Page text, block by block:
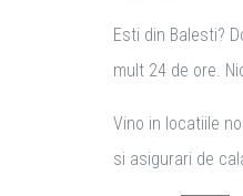
Esti din Balesti?
mult 24 de ore.
Vino in locatiile
si asigurari de